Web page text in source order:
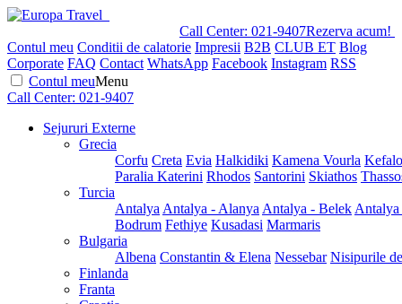
Call Center: 021-9407Rezerva acum!
Contul meu Conditii de calatorie Impresii B2B CLUB ET Blog
Corporate FAQ Contact WhatsApp Facebook Instagram RSS
Contul meuMenu
Call Center: 021-9407
Sejururi Externe
Grecia
Corfu Creta Evia Halkidiki Kamena Vourla
Paralia Katerini Rhodos Santorini Skiathos
Turcia
Antalya Antalya - Alanya Antalya - Belek
Bodrum Fethiye Kusadasi Marmaris
Bulgaria
Albena Constantin & Elena Nessebar Nisipurile
Finlanda
Franta